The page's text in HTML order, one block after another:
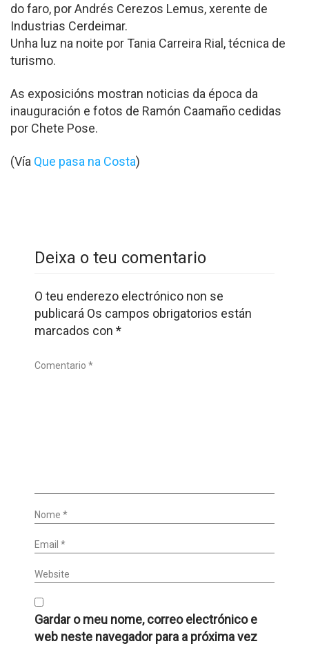
do faro, por Andrés Cerezos Lemus, xerente de
Industrias Cerdeimar.
Unha luz na noite por Tania Carreira Rial, técnica de
turismo.
As exposicións mostran noticias da época da
inauguración e fotos de Ramón Caamaño cedidas
por Chete Pose.
(Vía Que pasa na Costa)
Deixa o teu comentario
O teu enderezo electrónico non se
publicará Os campos obrigatorios están
marcados con *
Comentario *
Nome *
Email *
Website
Gardar o meu nome, correo electrónico e
web neste navegador para a próxima vez